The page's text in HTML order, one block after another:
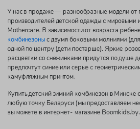
У нас в продаже — разнообразные модели от
производителей детской одежды с
Mothercare. В зависимости от возраста
комбинезоныс двумя боковыми молниями
одной по центру (дети постарше). Яркие
расцветки со снежинками придутся по душе
предпочтут синие или серые с
камуфляжным принтом.
Купить детский зимний комбинезон в Минске
любую точку Беларуси (мы предоставляем
вы можете в интернет- магазине